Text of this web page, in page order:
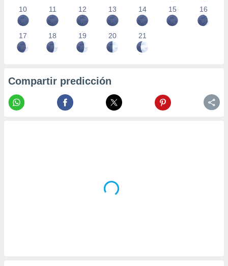
10 11 12 13 14 15 16
17 18 19 20 21
Compartir predicción